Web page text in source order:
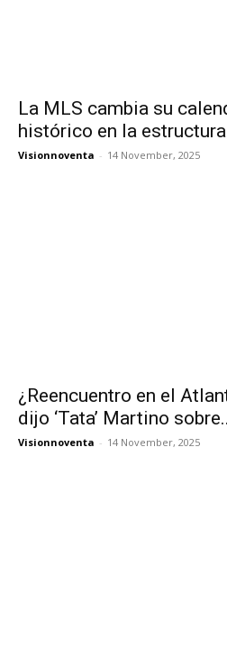
La MLS cambia su
histórico en la
Visionnoventa - 14 November, 2025
¿Reencuentro en el
dijo ‘Tata’ Martino
Visionnoventa - 14 November, 2025